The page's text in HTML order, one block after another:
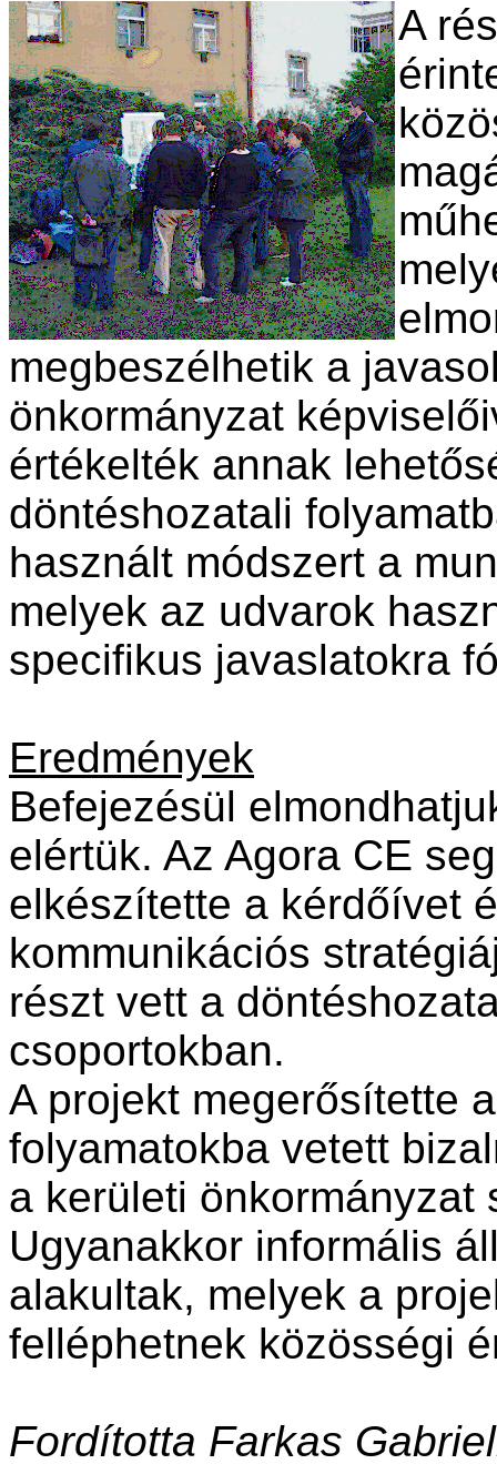
A
megbeszélhetik a
önkormányzat
értékelték annak
döntéshozatali
használt módszert a
melyek az udvarok
specifikus javaslatokra
Eredmények
Befejezésül
elértük. Az Agora CE
elkészítette a kérdőívet
kommunikációs
részt vett a
csoportokban.
A projekt megerősítette
folyamatokba vetett
a kerületi önkormányzat
Ugyanakkor informális
alakultak, melyek a
felléphetnek közösségi
Fordította Farkas